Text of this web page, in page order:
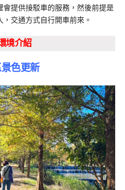
會提供接駁車的服務，然後前提是
交通方式自行開車前來。
境介紹
色更新